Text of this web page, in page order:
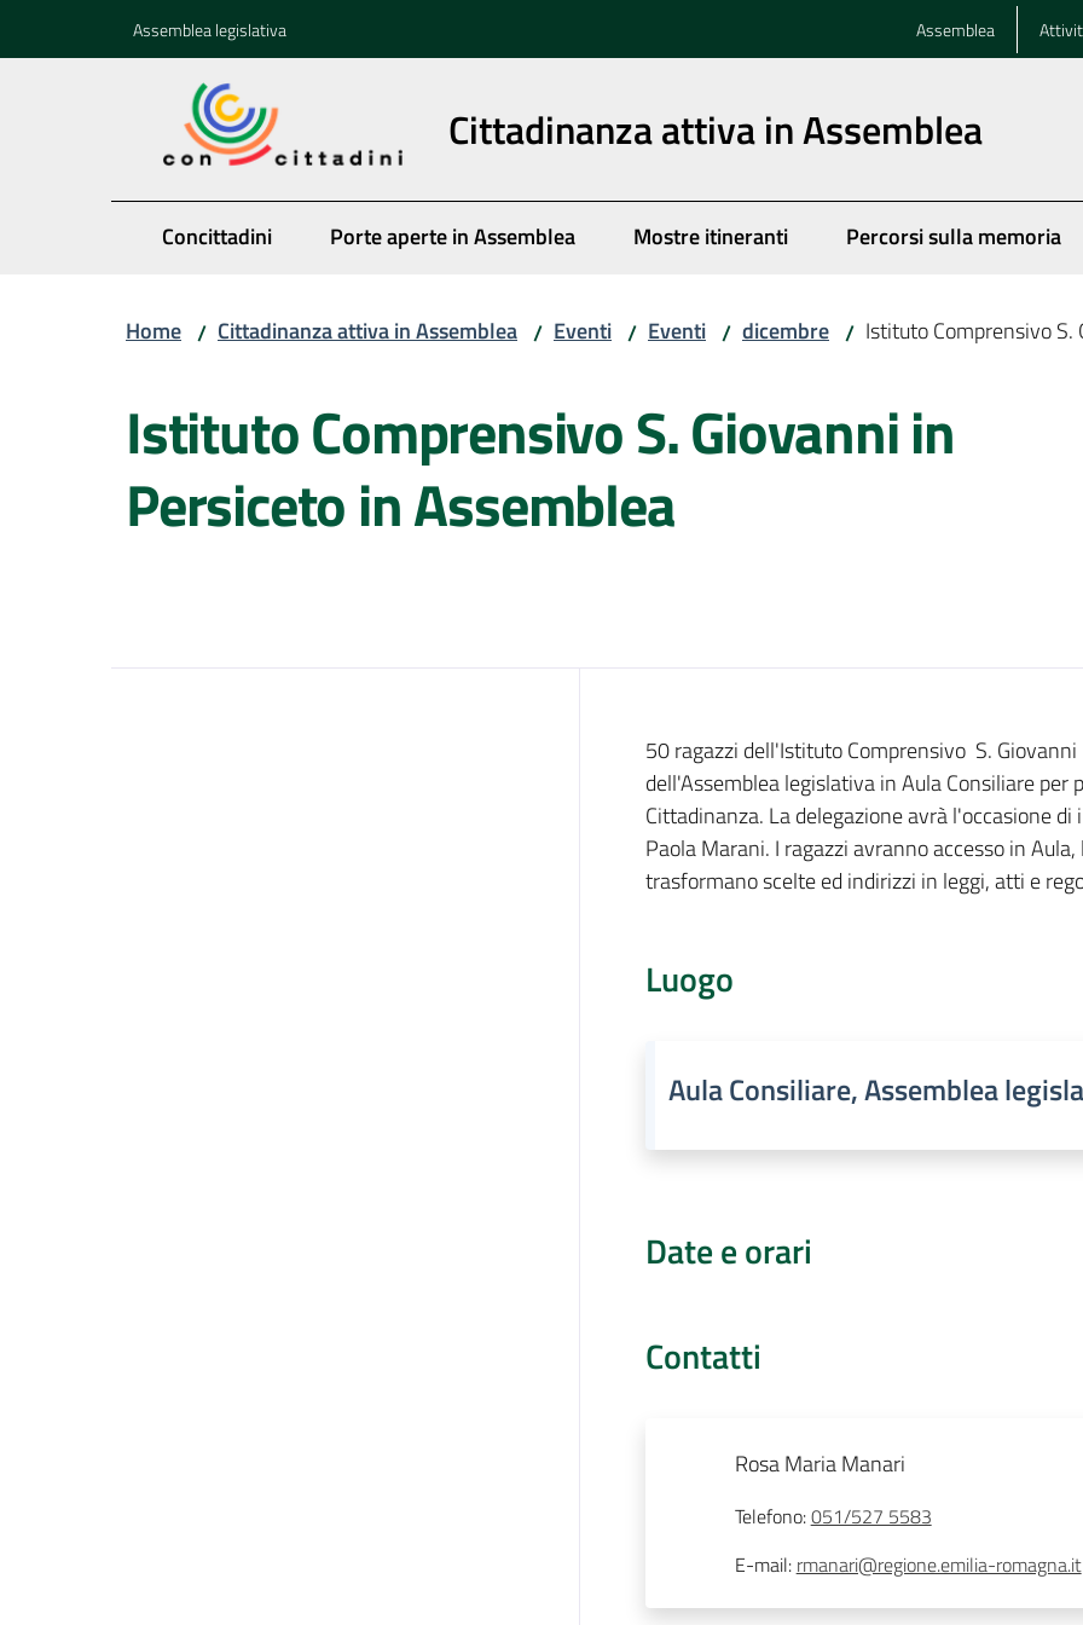
Assemblea legislativa Assemblea
Cittadinanza attiva in Assemblea
Concittadini Porte aperte in Assemblea Mostre itineranti Percorsi sulla memoria
Home / Cittadinanza attiva in Assemblea / Eventi / Eventi / dicembre / Istituto Comprensivo
Istituto Comprensivo S. Giovanni in
Persiceto in Assemblea
Cos'è
50 ragazzi dell'Istituto Comprensivo S.
dell'Assemblea legislativa in Aula Consiliare per
Cittadinanza. La delegazione avrà l'occasione
Paola Marani. I ragazzi avranno accesso in
trasformano scelte ed indirizzi in leggi, atti e
Luogo
Aula Consiliare, Assemblea
Date e orari
Contatti
Rosa Maria Manari
Telefono:051/527 5583
E-mail: rmanari@regione.emilia-romagna.it